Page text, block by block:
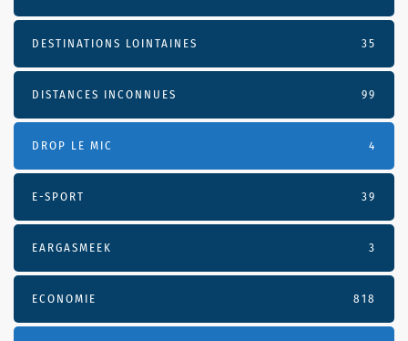
DESTINATIONS LOINTAINES 35
DISTANCES INCONNUES 99
DROP LE MIC 4
E-SPORT 39
EARGASMEEK 3
ECONOMIE 818